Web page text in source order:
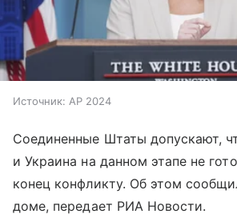
Источник: AP 2024
Соединенные Штаты допускают,
и Украина на данном этапе не
конец конфликту. Об этом
доме, передает РИА Новости.